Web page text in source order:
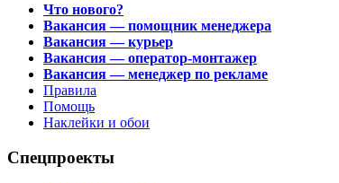
Что нового?
Вакансия — помощник менеджера
Вакансия — курьер
Вакансия — оператор-монтажер
Вакансия — менеджер по рекламе
Правила
Помощь
Наклейки и обои
Спецпроекты